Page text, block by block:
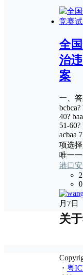
全
治
案
一、答
bcbca?
40?
51-60?
acbaa
项选
唯一
港口
0
月7日
关
・ 粤